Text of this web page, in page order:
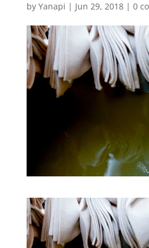
by Yanapi | Jun 29, 2018| 0